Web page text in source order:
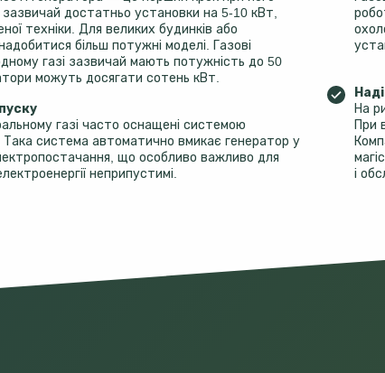
достатньо установки на 5-10 кВт,
техніки. Для великих будинків або
більш потужні моделі. Газові
газі зазвичай мають потужність до 50
можуть досягати сотень кВт.
газі часто оснащені системою
система автоматично вмикає генератор у
що особливо важливо для
неприпустимі.
На
При
і